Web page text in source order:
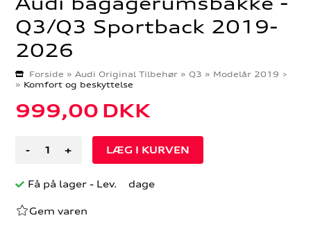
Q3/Q3 Sportback 2019-
2026
Forside »Audi Original Tilbehør » Q3 » Modelår 2019 >
» Komfort og beskyttelse
999,00 DKK
- +
Få på lager- Lev. dage
Gem varen